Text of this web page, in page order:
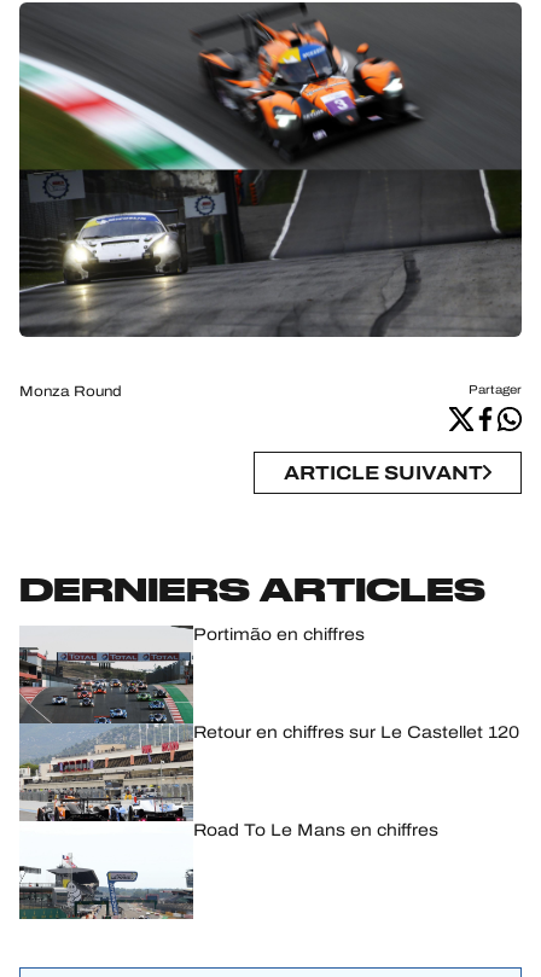
Monza Round Partager
ARTICLE SUIVANT
DERNIERS ARTICLES
Portimão en chiffres
Retour en chiffres sur Le Castellet 120
Road To Le Mans en chiffres